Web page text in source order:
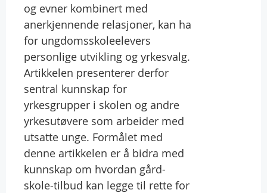
og evner kombinert med
anerkjennende relasjoner, kan ha
for ungdomsskoleelevers
personlige utvikling og yrkesvalg.
Artikkelen presenterer derfor
sentral kunnskap for
yrkesgrupper i skolen og andre
yrkesutøvere som arbeider med
utsatte unge. Formålet med
denne artikkelen er å bidra med
kunnskap om hvordan gård-
skole-tilbud kan legge til rette for